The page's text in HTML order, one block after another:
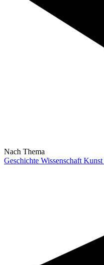
Nach Thema
Geschichte Wissenschaft Kunst